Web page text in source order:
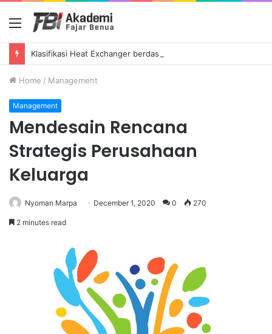
Menu
Home / Management
Management
Mendesain Rencana
Strategis Perusahaan
Keluarga
Nyoman Marpa December 1, 2020 0 270
2 minutes read